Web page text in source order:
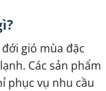
gió mùa đặc
Các sản phẩm
phục vụ nhu cầu